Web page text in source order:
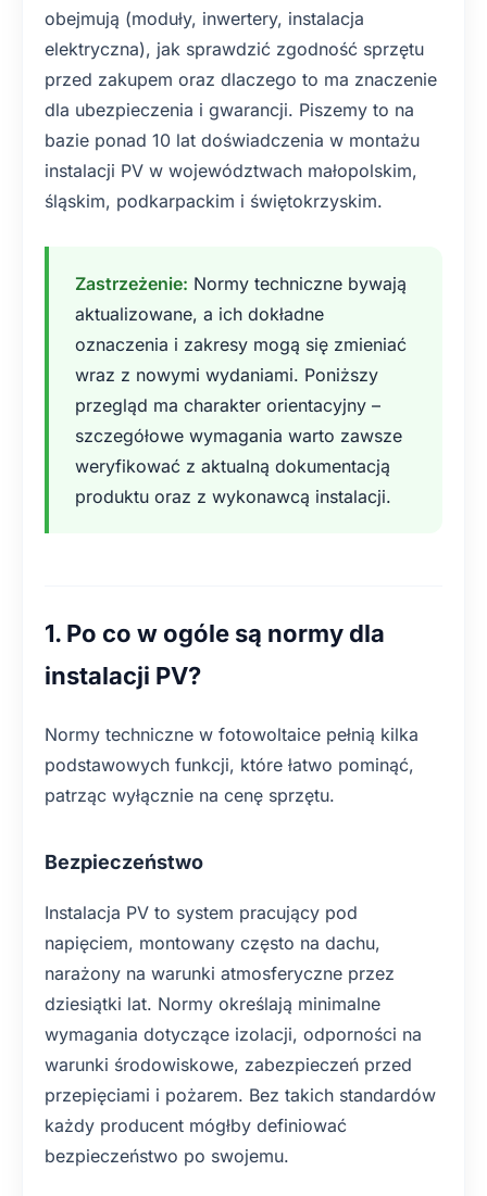
obejmują (moduły, inwertery, instalacja
elektryczna), jak sprawdzić zgodność sprzętu
przed zakupem oraz dlaczego to ma znaczenie
dla ubezpieczenia i gwarancji. Piszemy to na
bazie ponad 10 lat doświadczenia w montażu
instalacji PV w województwach małopolskim,
śląskim, podkarpackim i świętokrzyskim.
Zastrzeżenie: Normy techniczne bywają
aktualizowane, a ich dokładne
oznaczenia i zakresy mogą się zmieniać
wraz z nowymi wydaniami. Poniższy
przegląd ma charakter orientacyjny –
szczegółowe wymagania warto zawsze
weryfikować z aktualną dokumentacją
produktu oraz z wykonawcą instalacji.
1. Po co w ogóle są normy dla
instalacji PV?
Normy techniczne w fotowoltaice pełnią kilka
podstawowych funkcji, które łatwo pominąć,
patrząc wyłącznie na cenę sprzętu.
Bezpieczeństwo
Instalacja PV to system pracujący pod
napięciem, montowany często na dachu,
narażony na warunki atmosferyczne przez
dziesiątki lat. Normy określają minimalne
wymagania dotyczące izolacji, odporności na
warunki środowiskowe, zabezpieczeń przed
przepięciami i pożarem. Bez takich standardów
każdy producent mógłby definiować
bezpieczeństwo po swojemu.